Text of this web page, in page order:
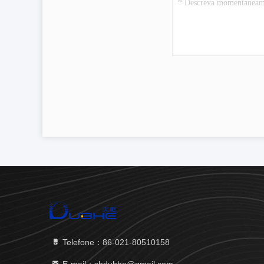
Telefone：86-021-80510158